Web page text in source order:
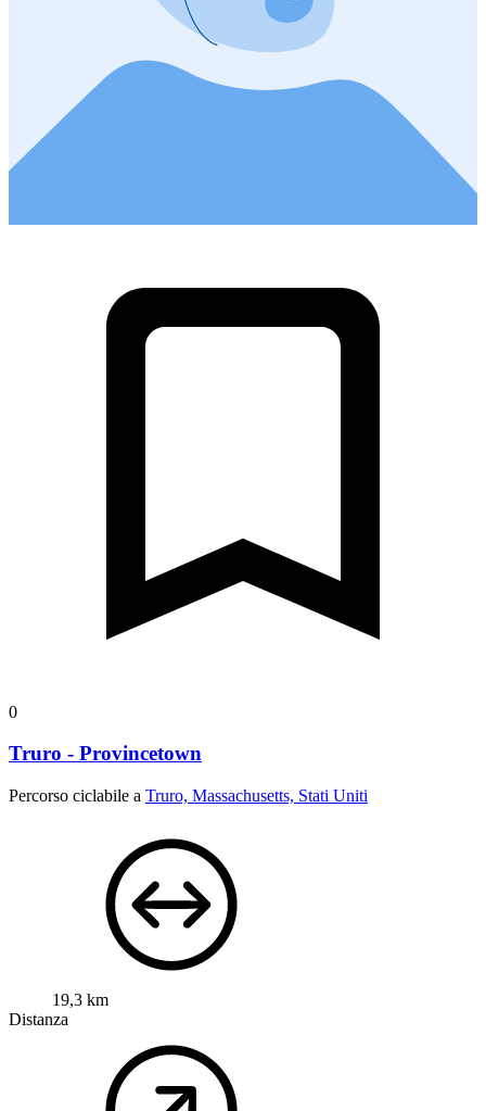
0
Truro - Provincetown
Percorso ciclabile a Truro, Massachusetts, Stati Uniti
19,3 km
Distanza